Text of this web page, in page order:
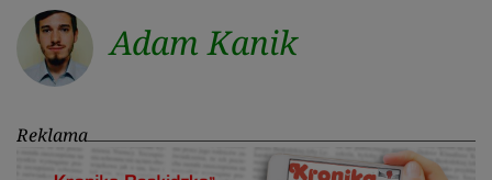
Adam Kanik
Reklama